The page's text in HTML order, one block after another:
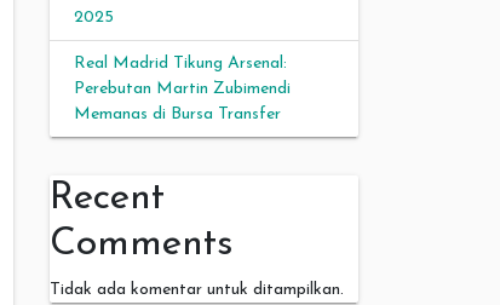
2025
Real Madrid Tikung Arsenal:
Perebutan Martin Zubimendi
Memanas di Bursa Transfer
Recent
Comments
Tidak ada komentar untuk ditampilkan.